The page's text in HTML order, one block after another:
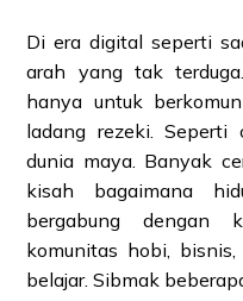
Di era digital seperti
arah yang tak
hanya untuk
ladang rezeki. Seperti
dunia maya. Banyak
kisah bagaimana
bergabung dengan
komunitas hobi,
belajar. Sibmak